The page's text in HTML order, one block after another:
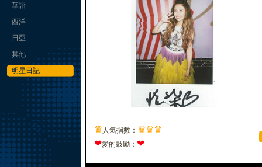
華語
西洋
日亞
其他
明星日記
♛ 人氣指數： ♛♛♛
❤愛的鼓勵： ❤